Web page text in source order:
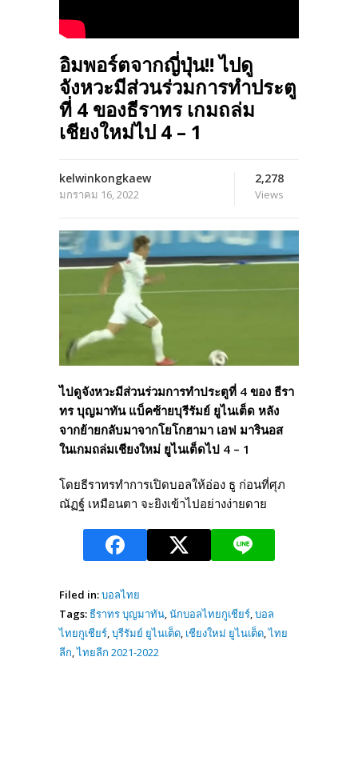
อิมพอร์ตจากญี่ปุ่น!! ไปดู
จังหวะมีส่วนร่วมการทำประตู
ที่ 4 ของธีราทร เกมถล่ม
เชียงใหม่ไป 4 – 1
kelwinkongkaew
มกราคม 16, 2022
2,278
Views
ไปดูจังหวะมีส่วนร่วมการทำประตูที่ 4 ของ ธีรา
ทร บุญมาทัน แบ็คซ้ายบุรีรัมย์ ยูไนเต็ด หลัง
จากย้ายกลับมาจากโยโกฮามา เอฟ มารินอส
ในเกมถล่มเชียงใหม่ ยูไนเต็ดไป 4 – 1
โดยธีราทรทำการเปิดบอลให้อ่อง ธู ก่อนที่ศุภ
ณัฏฐ์ เหมือนตา จะยิงเข้าไปอย่างง่ายดาย
Filed in:บอลไทย
Tags: ธีราทร บุญมาทัน,นักบอลไทยกูเชียร์,บอล
ไทยกูเชียร์,บุรีรัมย์ ยูไนเต็ด, เชียงใหม่ ยูไนเต็ด,ไทย
ลีก,ไทยลีก 2021-2022